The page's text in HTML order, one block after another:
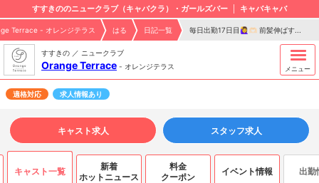
すすきののニュークラブ（キャバクラ）・ガールズバー キャバキャバ
Terrace - オレンジテラス はる 日記一覧 毎日出勤17日目🙋‍♀️🫶🏻 前髪伸ばす...
すすきの ／ ニュークラブ
Orange Terrace - オレンジテラス メニュー
適格対応 求人情報あり
キャスト求人 スタッフ求人
キャスト一覧
新着
ホットニュース
料金
クーポン
イベント情報 出勤